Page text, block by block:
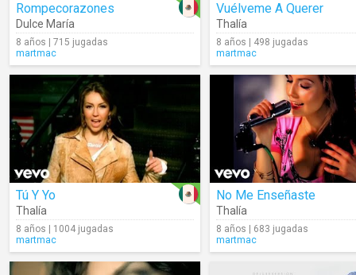
Rompecorazones
Dulce María
8 años | 715 jugadas
martmac
Vuélveme A Querer
Thalía
8 años | 498 jugadas
martmac
Tú Y Yo
Thalía
8 años | 1004 jugadas
martmac
No Me Enseñaste
Thalía
8 años | 683 jugadas
martmac